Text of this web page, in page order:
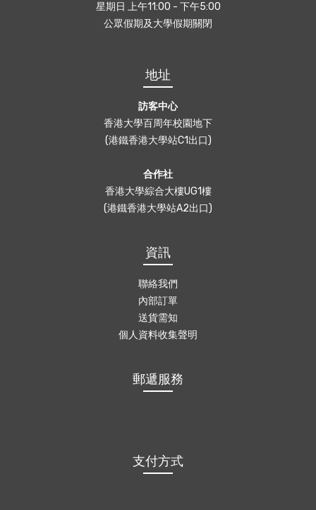
星期日 上午11:00 - 下午5:00
公眾假期及大學假期關閉
地址
訪客中心
香港大學百周年校園地下
(港鐵香港大學站C1出口)
合作社
香港大學綜合大樓UG1樓
(港鐵香港大學站A2出口)
資訊
聯絡我們
內部訂單
送貨需知
個人資料收集聲明
郵遞服務
支付方式